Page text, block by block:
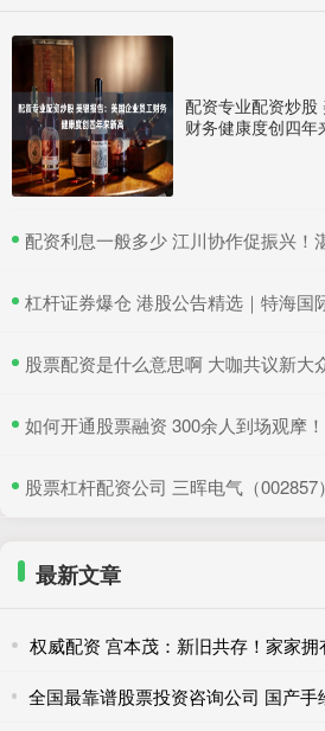
配资专业配资炒股
财务健康度创四年
配资利息一般多少 江川协作促振兴！湛江国联水产
杠杆证券爆仓 港股公告精选｜特海国际一季度盈利同比
股票配资是什么意思啊 大咖共议新大众文艺发展
如何开通股票融资 300余人到场观摩！中建三
股票杠杆配资公司 三晖电气（002857）7月3
最新文章